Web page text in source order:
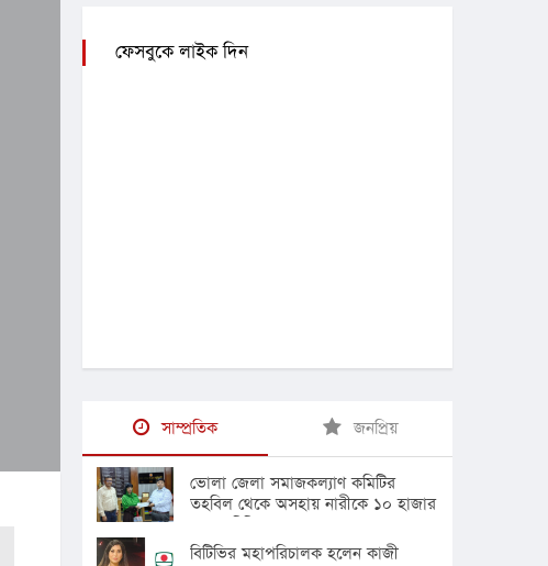
ফেসবুকে লাইক দিন
সাম্প্রতিক জনপ্রিয়
ভোলা জেলা সমাজকল্যাণ কমিটির
তহবিল থেকে অসহায় নারীকে ১০ হাজার
টাকার চিকিৎসা সহায়তা
বিটিভির মহাপরিচালক হলেন কাজী